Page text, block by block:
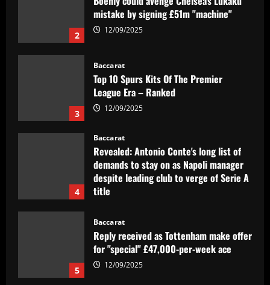
2
mistake by signing £51m "machine"
12/09/2025
3
Baccarat
Top 10 Spurs Kits Of The Premier
League Era – Ranked
12/09/2025
4
Baccarat
Revealed: Antonio Conte's long list of
demands to stay on as Napoli manager
despite leading club to verge of Serie A
title
5
Baccarat
Reply received as Tottenham make offer
for "special" £47,000-per-week ace
12/09/2025